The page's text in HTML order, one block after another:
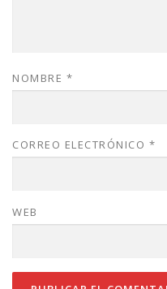
NOMBRE *
CORREO ELECTRÓNICO *
WEB